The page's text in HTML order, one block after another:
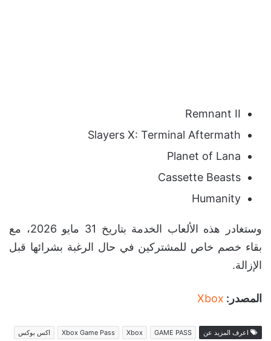
Remnant II
Slayers X: Terminal Aftermath
Planet of Lana
Cassette Beasts
Humanity
وستغادر هذه الألعاب الخدمة بتاريخ 31 مايو 2026، مع
بقاء خصم خاص للمشتركين في حال الرغبة بشرائها قبل
الإزالة.
المصدر: Xbox
اعرف المزيد عن GAME PASS
Xbox
Xbox Game Pass
اكس بوكس